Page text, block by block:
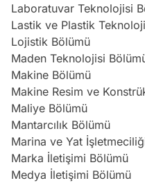
Laboratuvar Teknolojisi
Lastik ve Plastik
Lojistik Bölümü
Maden Teknolojisi
Makine Bölümü
Makine Resim ve
Maliye Bölümü
Mantarcılık Bölümü
Marina ve Yat
Marka İletişimi Bölümü
Medya İletişimi Bölümü